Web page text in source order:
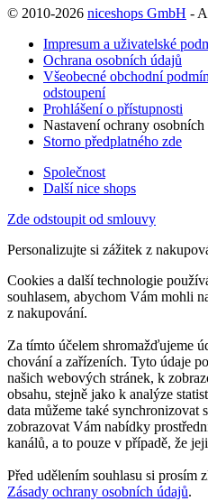
© 2010-2026 niceshops GmbH -
Impresum a uživatelské
Ochrana osobních údajů
Všeobecné obchodní
odstoupení
Prohlášení o přístupnosti
Nastavení ochrany osobních
Storno předplatného zde
Společnost
Další nice shops
Zde odstoupit od smlouvy
Personalizujte si zážitek z
Cookies a další technologie
souhlasem, abychom Vám mohli
z nakupování.
Za tímto účelem shromažďujeme
chování a zařízeních. Tyto údaje
našich webových stránek, k
obsahu, stejně jako k analýze
data můžeme také synchronizovat
zobrazovat Vám nabídky
kanálů, a to pouze v případě, že
Před udělením souhlasu si prosím
Zásady ochrany osobních údajů.